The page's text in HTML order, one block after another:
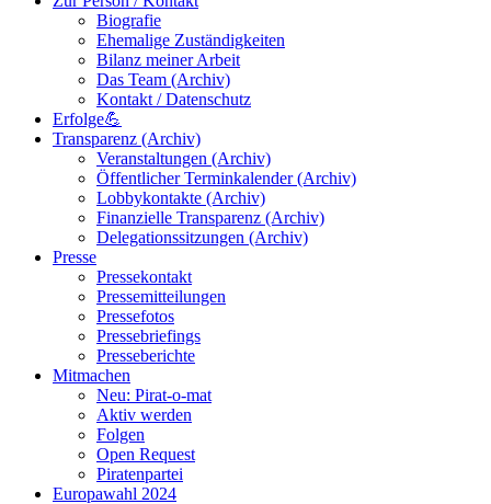
Biografie
Ehemalige Zuständigkeiten
Bilanz meiner Arbeit
Das Team (Archiv)
Kontakt / Datenschutz
Erfolge💪
Transparenz (Archiv)
Veranstaltungen (Archiv)
Öffentlicher Terminkalender (Archiv)
Lobbykontakte (Archiv)
Finanzielle Transparenz (Archiv)
Delegationssitzungen (Archiv)
Presse
Pressekontakt
Pressemitteilungen
Pressefotos
Pressebriefings
Presseberichte
Mitmachen
Neu: Pirat-o-mat
Aktiv werden
Folgen
Open Request
Piratenpartei
Europawahl 2024